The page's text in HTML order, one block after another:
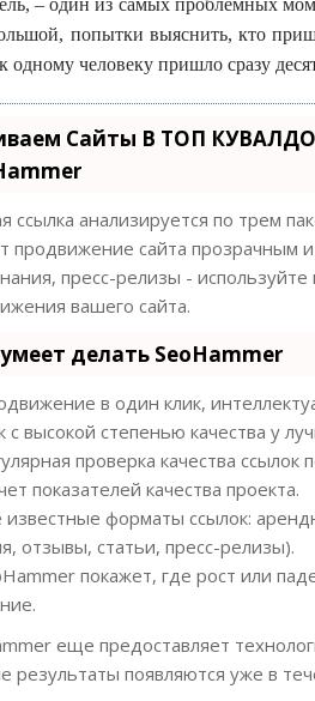
– один из самых проблемных
попытки выяснить, кто
одному человеку пришло сразу
Сайты В ТОП
ссылка анализируется по трем
продвижение сайта прозрачным
пресс-релизы -
вашего сайта.
делать SeoHammer
в один клик,
с высокой степенью качества у
проверка качества
показателей качества проекта.
форматы ссылок:
отзывы, статьи, пресс-релизы).
покажет, где рост или
еще предоставляет
результаты появляются уже в